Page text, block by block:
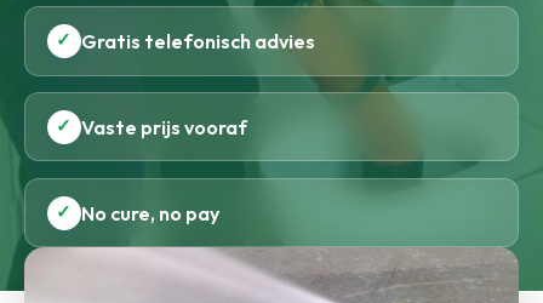
✓ Gratis telefonisch advies
✓ Vaste prijs vooraf
✓ No cure, no pay